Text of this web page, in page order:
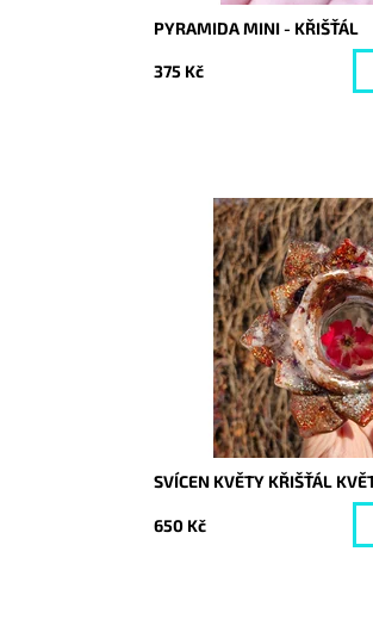
PYRAMIDA MINI - KŘIŠŤÁL
375 Kč
Dostupnost:
Vyprodáno
9990
SVÍCEN KVĚTY KŘIŠŤÁL
650 Kč